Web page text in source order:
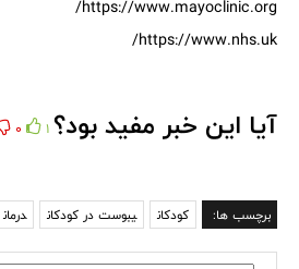
https://www.mayoclinic.org/
https://www.nhs.uk/
آیا این خبر مفید بود؟1
0
برچسب ها: کودکان یبوست در کودکان درمان